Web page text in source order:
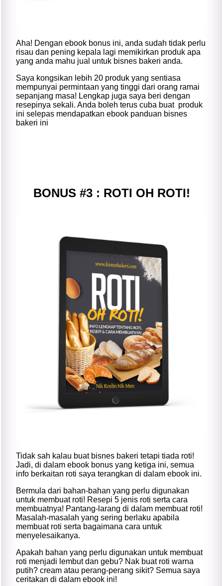
Aha! Dengan ebook bonus ini, anda sudah tidak perlu
risau dan pening kepala lagi memikirkan produk apa
yang anda mahu jual untuk bisnes bakeri anda.
Saya kongsikan lebih 20 produk yang sentiasa
mempunyai permintaan yang tinggi dari orang ramai
sepanjang masa! Lengkap juga saya beri dengan
resepinya sekali. Anda boleh terus cuba buat produk
ini selepas mendapatkan ebook panduan bisnes
bakeri ini
BONUS #3 : ROTI OH ROTI!
Tidak sah kalau buat bisnes bakeri tetapi tiada roti!
Jadi, di dalam ebook bonus yang ketiga ini, semua
info berkaitan roti saya terangkan di dalam ebook ini.
Bermula dari bahan-bahan yang perlu digunakan
untuk membuat roti! Resepi 5 jenis roti serta cara
membuatnya! Pantang-larang di dalam membuat roti!
Masalah-masalah yang sering berlaku apabila
membuat roti serta bagaimana cara untuk
menyelesaikanya.
Apakah bahan yang perlu digunakan untuk membuat
roti menjadi lembut dan gebu? Nak buat roti warna
putih? cream atau perang-perang sikit? Semua saya
ceritakan di dalam ebook ini!